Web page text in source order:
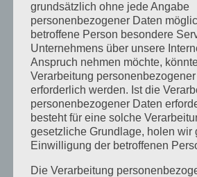
WORK® FFP2 (einzeln
verpackt)
grundsätzlich ohne jede Angabe
personenbezogener Daten
betroffene Person besondere
Unternehmens über unsere
Anspruch nehmen möchte,
Verarbeitung
erforderlich werden. Ist die
personenbezogener Daten
besteht für eine solche
gesetzliche Grundlage, holen wir
Einwilligung der betroffenen
Die Verarbeitung